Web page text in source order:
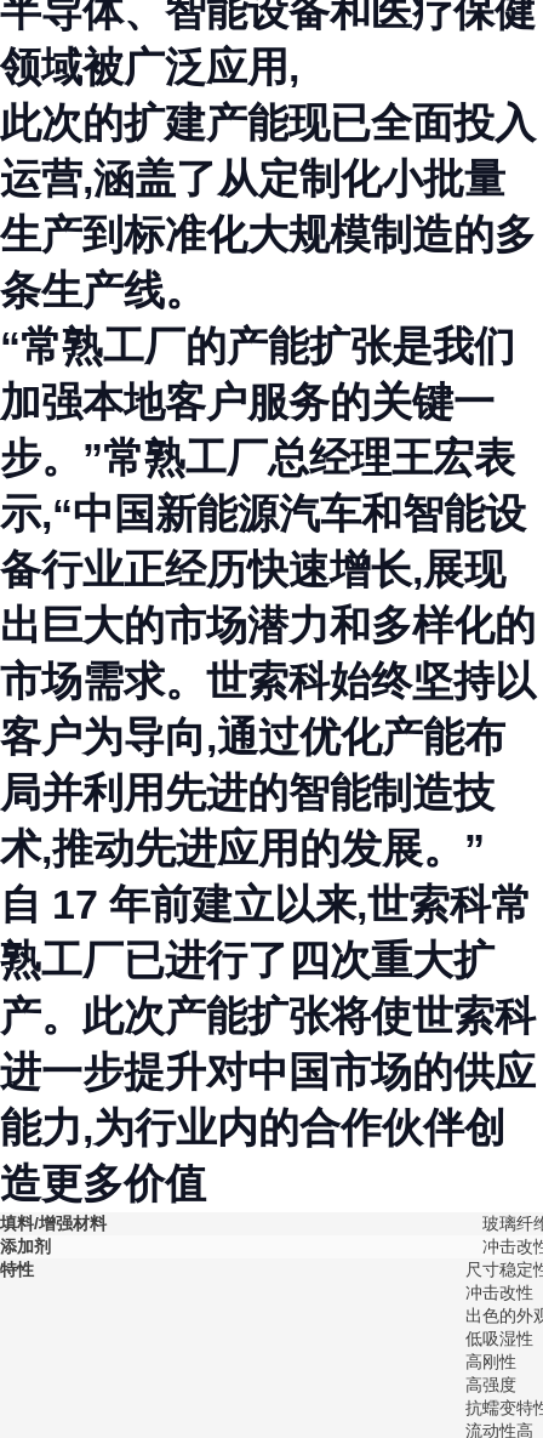
半导体、智能设备和医疗保健
领域被广泛应用,
此次的扩建产能现已全面投入
运营,涵盖了从定制化小批量
生产到标准化大规模制造的多
条生产线。
“常熟工厂的产能扩张是我们
加强本地客户服务的关键一
步。”常熟工厂总经理王宏表
示,“中国新能源汽车和智能设
备行业正经历快速增长,展现
出巨大的市场潜力和多样化的
市场需求。世索科始终坚持以
客户为导向,通过优化产能布
局并利用先进的智能制造技
术,推动先进应用的发展。”
自 17 年前建立以来,世索科常
熟工厂已进行了四次重大扩
产。此次产能扩张将使世索科
进一步提升对中国市场的供应
能力,为行业内的合作伙伴创
造更多价值
填料/增强材料
玻璃纤
添加剂
冲击改
特性
尺寸稳定
冲击改性
出色的外
低吸湿性
高刚性
高强度
抗蠕变特
流动性高